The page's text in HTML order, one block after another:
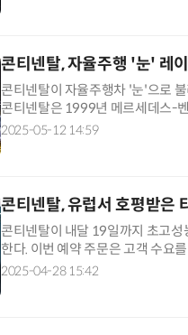
콘티넨탈, 자율주행 '눈' 레
콘티넨탈이 자율주행차 '눈'으로
콘티넨탈은 1999년 메르세데스-
까지 누적 생산량 1억개를 기록했
2025-05-12 14:59
콘티넨탈, 유럽서 호평받은
콘티넨탈이 내달 19일까지 초고
한다. 이번 예약 주문은 고객 수요
즈를 신청하고, 입고 일정에 맞춰
2025-04-28 15:42